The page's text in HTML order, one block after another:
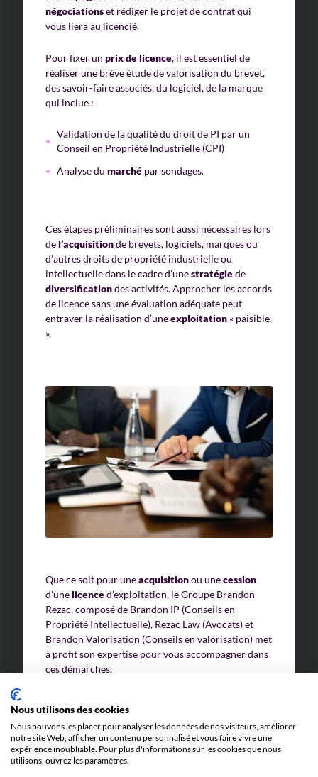
négociationset rédiger le projet de contrat qui
vous liera au licencié.
Pour fixer un prix de licence, il est essentiel de
réaliser une brève étude de valorisation du brevet,
des savoir-faire associés, du logiciel, de la marque
qui inclue :
Validation de la qualité du droit de PI par un
Conseil en Propriété Industrielle (CPI)
Analyse du marché par sondages.
Ces étapes préliminaires sont aussi nécessaires lors
del’acquisitionde brevets, logiciels, marques ou
d’autres droits de propriété industrielle ou
intellectuelle dans le cadre d’unestratégiede
diversificationdes activités. Approcher les accords
de licence sans une évaluation adéquate peut
entraver la réalisation d’uneexploitation « paisible
».
Que ce soit pour uneacquisitionou unecession
d’unelicenced’exploitation, le Groupe Brandon
Rezac, composé de Brandon IP (Conseils en
Propriété Intellectuelle), Rezac Law (Avocats) et
Brandon Valorisation (Conseils en valorisation) met
à profit son expertise pour vous accompagner dans
ces démarches.
LALICENCECOMME MOYEN DE
RENTABILISERVOS INVESTISSEMENTS EN
PROPRIÉTÉ INDUSTRIELLE :
Laprotectionde vos inventions, notamment par
des brevets, peut représenter un coût significatif,
Nous utilisons des cookies
Nous pouvons les placer pour analyser les données de nos visiteurs, améliorer
notre site Web, afficher un contenu personnalisé et vous faire vivre une
expérience inoubliable. Pour plus d'informations sur les cookies que nous
utilisons, ouvrez les paramètres.